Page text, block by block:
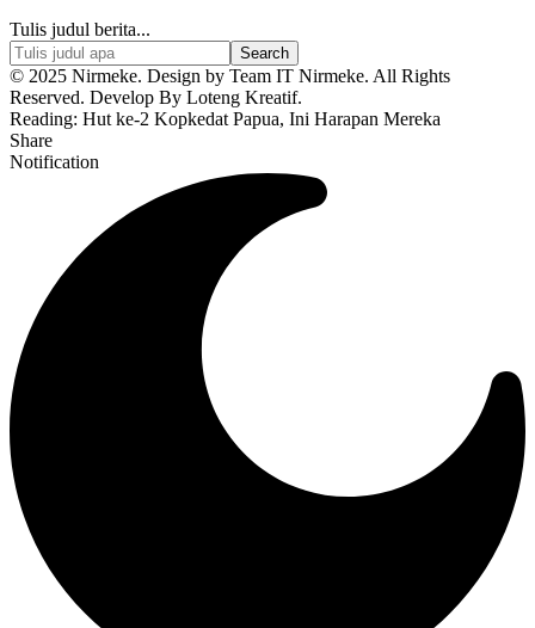
Tulis judul berita...
© 2025 Nirmeke. Design by Team IT Nirmeke. All Rights
Reserved. Develop By Loteng Kreatif.
Reading: Hut ke-2 Kopkedat Papua, Ini Harapan Mereka
Share
Notification